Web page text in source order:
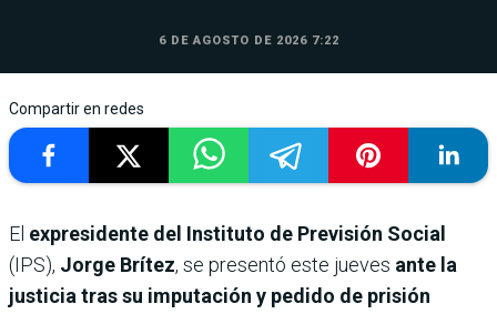
6 DE AGOSTO DE 2026 7:22
Compartir en redes
El expresidente del Instituto de Previsión Social
(IPS), Jorge Brítez, se presentó este jueves ante la
justicia tras su imputación y pedido de prisión